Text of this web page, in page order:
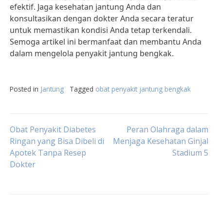
efektif. Jaga kesehatan jantung Anda dan
konsultasikan dengan dokter Anda secara teratur
untuk memastikan kondisi Anda tetap terkendali.
Semoga artikel ini bermanfaat dan membantu Anda
dalam mengelola penyakit jantung bengkak.
Posted in Jantung Tagged obat penyakit jantung bengkak
Post
navigation
Obat Penyakit Diabetes
Ringan yang Bisa Dibeli di
Apotek Tanpa Resep
Dokter
Peran Olahraga dalam
Menjaga Kesehatan Ginjal
Stadium 5